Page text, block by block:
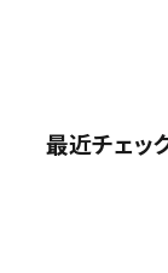
最近チェッ